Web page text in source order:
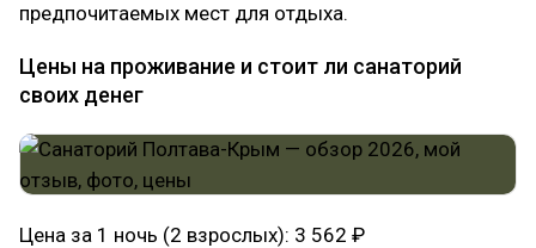
предпочитаемых мест для отдыха.
Цены на проживание и стоит ли санаторий
своих денег
Цена за 1 ночь (2 взрослых): 3 562 ₽